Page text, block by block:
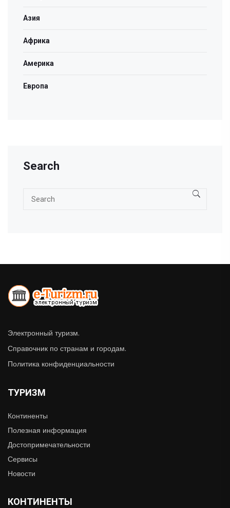
Азия
Африка
Америка
Европа
Search
Электронный туризм.
Справочник по странам и городам.
Политика конфиденциальности
ТУРИЗМ
Континенты
Полезная информация
Достопримечательности
Сервисы
Новости
КОНТИНЕНТЫ